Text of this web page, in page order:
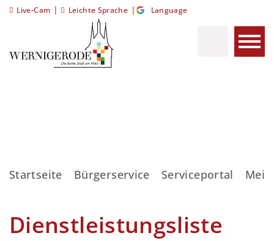
Live-Cam | Leichte Sprache | Language
Startseite Bürgerservice Serviceportal
Dienstleistungsliste